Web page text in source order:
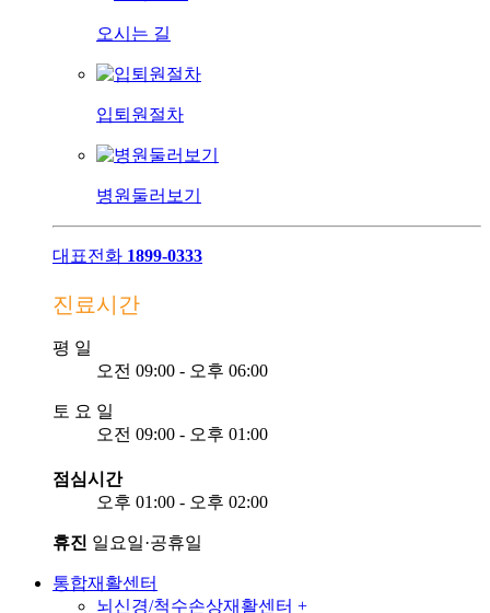
오시는 길
입퇴원절차
병원둘러보기
대표전화 1899-0333
진료시간
평 일
오전 09:00 - 오후 06:00
토 요 일
오전 09:00 - 오후 01:00
점심시간
오후 01:00 - 오후 02:00
휴진 일요일·공휴일
통합재활센터
뇌신경/척수손상재활센터 +